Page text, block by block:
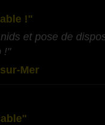
!"
et pose de
!"
Mer